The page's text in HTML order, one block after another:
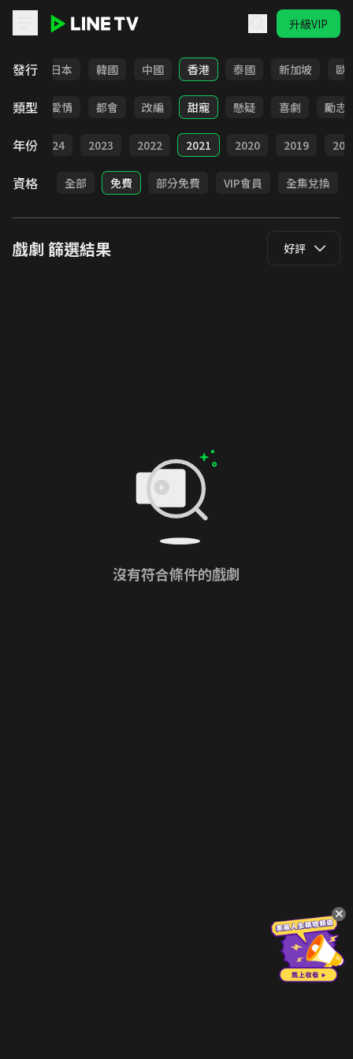
升級VIP
發行
台灣 日本 韓國 中國 香港 泰國 新加坡 歐
類型
古裝 愛情 都會 改編 甜寵 懸疑 喜劇 勵志
年份 2024 2023 2022 2021 2020 2019
資格 全部 免費 部分免費 VIP會員 全集兌換
戲劇 篩選結果 好評
沒有符合條件的戲劇